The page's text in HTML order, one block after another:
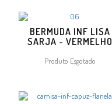
BERMUDA INF LISA
SARJA - VERMELHO
Produto Esgotado